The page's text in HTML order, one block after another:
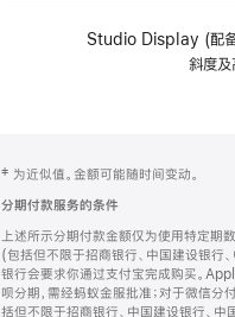
Studio Display (配备
斜度及
页
脚
注
‡ 为近似值。金额可能随时间变动。
分期付款服务的条件
上述所示分期付款金额仅为使用特定期
(包括但不限于招商银行、中国建设银行
银行会要求你通过支付宝完成购买。
呗分期，需经蚂蚁金服批准；对于微信
括但不限于招商银行、中国建设银行、